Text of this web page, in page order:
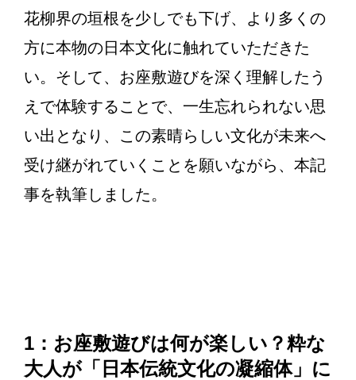
花柳界の垣根を少しでも下げ、より多くの
方に本物の日本文化に触れていただきた
い。そして、お座敷遊びを深く理解したう
えで体験することで、一生忘れられない思
い出となり、この素晴らしい文化が未来へ
受け継がれていくことを願いながら、本記
事を執筆しました。
1：お座敷遊びは何が楽しい？粋な
大人が「日本伝統文化の凝縮体」に